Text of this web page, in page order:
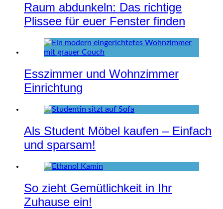
Raum abdunkeln: Das richtige
Plissee für euer Fenster finden
Esszimmer und Wohnzimmer
Einrichtung
Als Student Möbel kaufen – Einfach
und sparsam!
So zieht Gemütlichkeit in Ihr
Zuhause ein!